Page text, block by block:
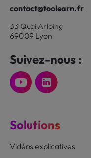
contact@toolearn.fr
33 Quai Arloing
69009 Lyon
Suivez-nous :
Solutions
Vidéos explicatives